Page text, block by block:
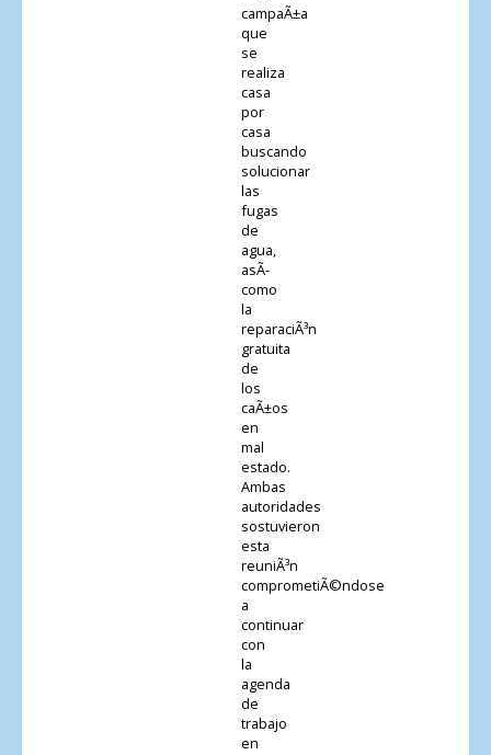
campaÃ±a
que
se
realiza
casa
por
casa
buscando
solucionar
las
fugas
de
agua,
asÃ­
como
la
reparaciÃ³n
gratuita
de
los
caÃ±os
en
mal
estado.
Ambas
autoridades
sostuvieron
esta
reuniÃ³n
comprometiÃ©ndose
a
continuar
con
la
agenda
de
trabajo
en